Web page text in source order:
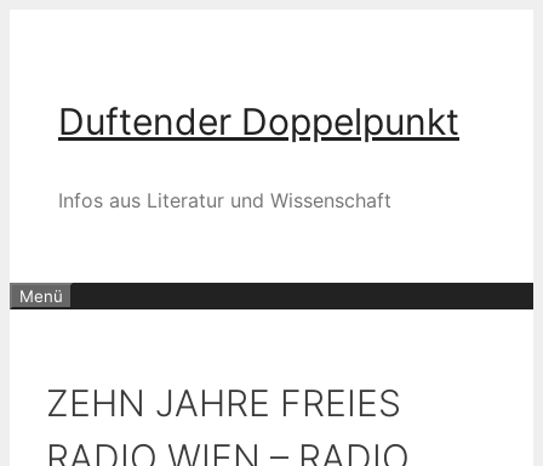
Duftender Doppelpunkt
Infos aus Literatur und Wissenschaft
Menü
ZEHN JAHRE FREIES